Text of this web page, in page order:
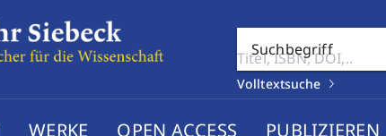
Suchbegriff
Volltextsuche
WERKE OPEN ACCESS PUBLIZIEREN